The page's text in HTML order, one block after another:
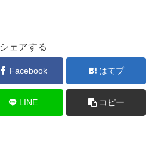
シェアする
Facebook はてブ
LINE コピー